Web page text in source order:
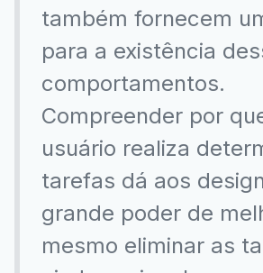
também fornecem
para a existência
comportamentos.
Compreender por
usuário realiza
tarefas dá aos
grande poder de
mesmo eliminar as